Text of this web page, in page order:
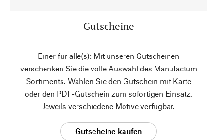
Gutscheine
Einer für alle(s): Mit unseren Gutscheinen
verschenken Sie die volle Auswahl des Manufactum
Sortiments. Wählen Sie den Gutschein mit Karte
oder den PDF-Gutschein zum sofortigen Einsatz.
Jeweils verschiedene Motive verfügbar.
Gutscheine kaufen